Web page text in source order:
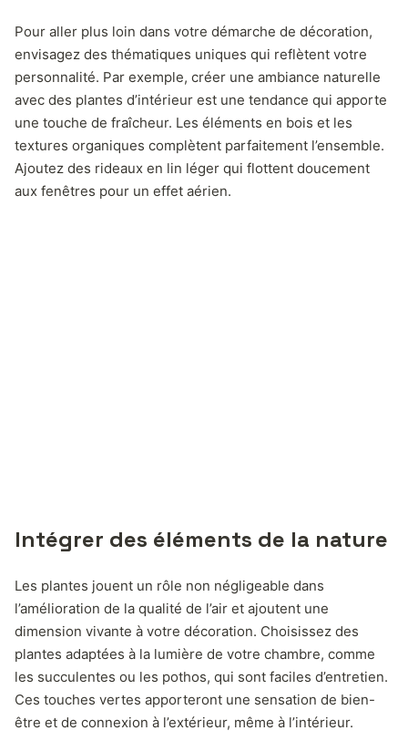
Pour aller plus loin dans votre démarche de décoration,
envisagez des thématiques uniques qui reflètent votre
personnalité. Par exemple, créer une ambiance naturelle
avec des plantes d’intérieur est une tendance qui apporte
une touche de fraîcheur. Les éléments en bois et les
textures organiques complètent parfaitement l’ensemble.
Ajoutez des rideaux en lin léger qui flottent doucement
aux fenêtres pour un effet aérien.
Intégrer des éléments de la nature
Les plantes jouent un rôle non négligeable dans
l’amélioration de la qualité de l’air et ajoutent une
dimension vivante à votre décoration. Choisissez des
plantes adaptées à la lumière de votre chambre, comme
les succulentes ou les pothos, qui sont faciles d’entretien.
Ces touches vertes apporteront une sensation de bien-
être et de connexion à l’extérieur, même à l’intérieur.